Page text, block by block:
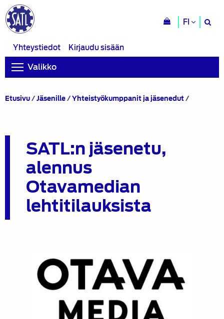
FI
Yhteystiedot
Kirjaudu sisään
Valikko
Etusivu/Jäsenille/Yhteistyökumppanit ja jäsenedut/SATL:n
SATL:n jäsenetu,
alennus
Otavamedian
lehtitilauksista